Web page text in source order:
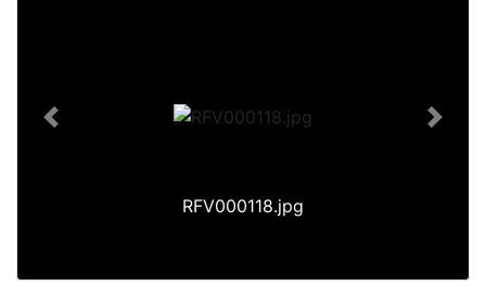
RFV000118.jpg
Previous Next